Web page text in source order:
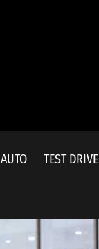
AUTO TEST DRIVE